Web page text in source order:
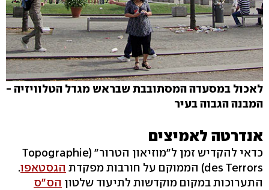
לאכול במסעדה המסתובבת שבראש מגדל הטלוויזיה -
המבנה הגבוה בעיר
אנדרטה לאמיצים
כדאי להקדיש זמן ל"מוזיאון הטרור" (Topographie
des Terrors) הממוקם על חורבות מפקדת
הגסטאפו.
התערוכות במקום מוקדשות לתיעוד שלטון הס"ס